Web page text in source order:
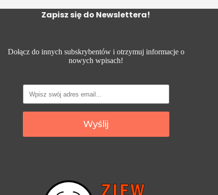
Zapisz się do Newslettera!
Dołącz do innych subskrybentów i otrzymuj informacje o
nowych wpisach!
Wyślij